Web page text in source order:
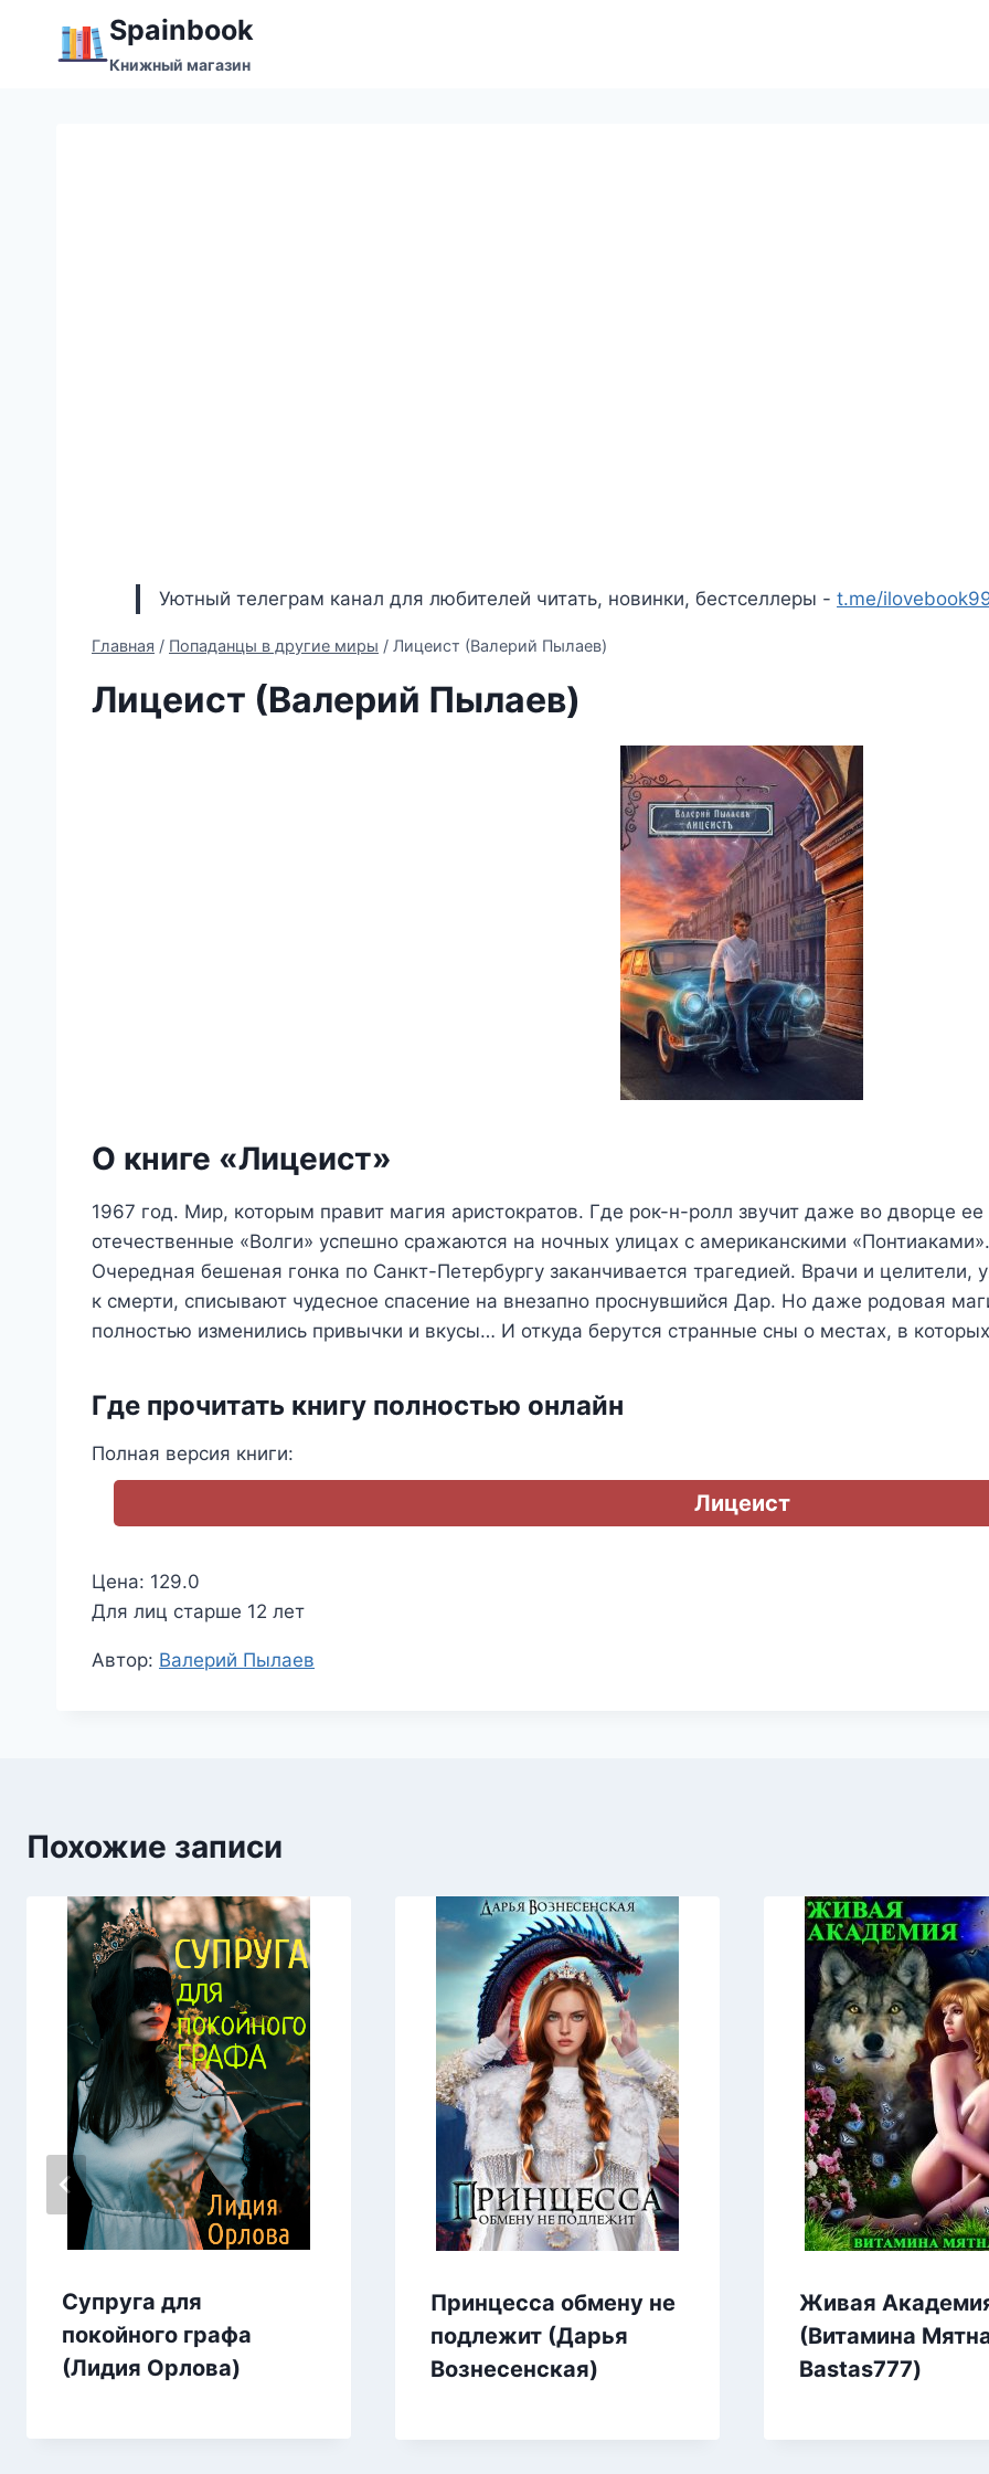
содержимому
Spainbook
Книжный магазин
Уютный телеграм канал для любителей читать, новинки, бестселлеры - t.me/
Главная / Попаданцы в другие миры / Лицеист (Валерий Пылаев)
Лицеист (Валерий Пылаев)
О книге «Лицеист»
1967 год. Мир, которым правит магия аристократов. Где рок-н-ролл звучит даже во дворце
отечественные «Волги» успешно сражаются на ночных улицах с американскими «Понтиаками».
Очередная бешеная гонка по Санкт-Петербургу заканчивается трагедией. Врачи и целители,
к смерти, списывают чудесное спасение на внезапно проснувшийся Дар. Но даже родовая
полностью изменились привычки и вкусы… И откуда берутся странные сны о местах, в
Где прочитать книгу полностью онлайн
Полная версия книги:
Лицеист
Цена: 129.0
Для лиц старше 12 лет
Метки
Автор: Валерий Пылаев
Похожие записи
Супруга для
покойного графа
(Лидия Орлова)
Принцесса обмену не
подлежит (Дарья
Вознесенская)
Живая
(Витамина
Bastas777)